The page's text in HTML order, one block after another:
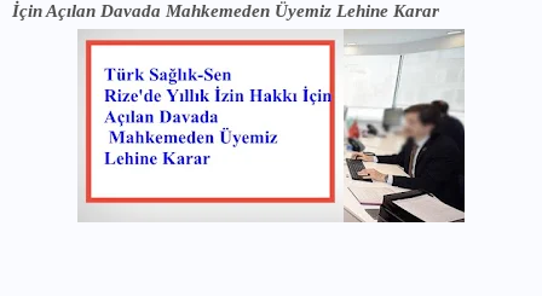
İçin Açılan Davada Mahkemeden Üyemiz Lehine Karar